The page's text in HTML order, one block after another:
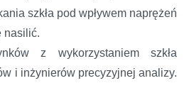
szkła pod wpływem naprężeń
nasilić.
z wykorzystaniem szkła
i inżynierów precyzyjnej analizy.